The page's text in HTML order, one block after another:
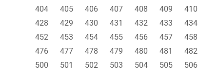
404
405 406 407 408 409 410
428
429 430 431 432 433 434
452
453 454 455 456 457 458
476
477 478 479 480 481 482
500
501 502 503 504 505 506